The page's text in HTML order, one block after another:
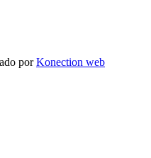
porKonection web